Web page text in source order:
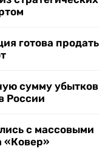
готова продать
сумму убытков
России
с массовыми
«Ковер»